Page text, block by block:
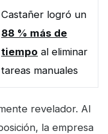
Castañer logró un
88 % más de
tiempo al eliminar
tareas manuales
revelador. Al
la empresa